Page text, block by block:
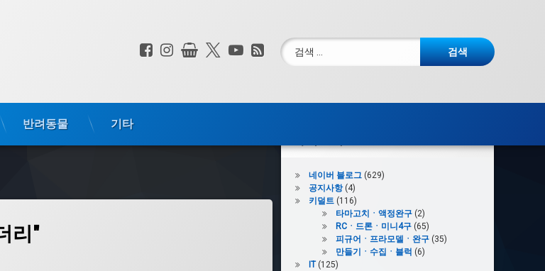
전화 :
페이스북
인스타그램
상점 X.com
YouTube
RSS검색:
반려동물 기타
리"
네이버 블로그(629)
공지사항(4)
키덜트(116)
타마고치ㆍ액정완구(2)
RCㆍ드론ㆍ미니4구(65)
피규어ㆍ프라모델ㆍ완구(35)
만들기ㆍ수집ㆍ블럭 (6)
IT(125)